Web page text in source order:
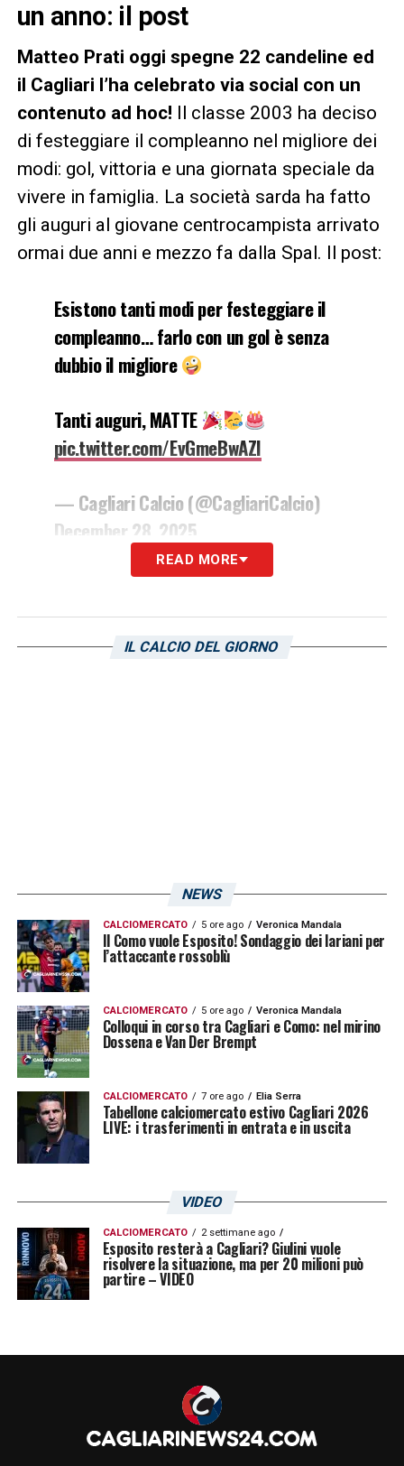
un anno: il post
Matteo Prati oggi spegne 22 candeline ed
il Cagliari l’ha celebrato via social con un
contenuto ad hoc! Il classe 2003 ha deciso
di festeggiare il compleanno nel migliore dei
modi: gol, vittoria e una giornata speciale da
vivere in famiglia. La società sarda ha fatto
gli auguri al giovane centrocampista arrivato
ormai due anni e mezzo fa dalla Spal. Il post:
Esistono tanti modi per festeggiare il
compleanno… farlo con un gol è senza
dubbio il migliore
Tanti auguri, MATTE
pic.twitter.com/EvGmeBwAZI
— Cagliari Calcio (@CagliariCalcio)
December 28, 2025
Torino: «Squadra che non molla mai! 3
punti»
READ MORE
IL CALCIO DEL GIORNO
NEWS
CALCIOMERCATO 5 ore ago Veronica Mandala
Il Como vuole Esposito! Sondaggio dei lariani per
l’attaccante rossoblù
CALCIOMERCATO 5 ore ago Veronica Mandala
Colloqui in corso tra Cagliari e Como: nel mirino
Dossena e Van Der Brempt
CALCIOMERCATO 7 ore ago Elia Serra
Tabellone calciomercato estivo Cagliari 2026
LIVE: i trasferimenti in entrata e in uscita
VIDEO
CALCIOMERCATO 2 settimane ago
Esposito resterà a Cagliari? Giulini vuole
risolvere la situazione, ma per 20 milioni può
partire – VIDEO